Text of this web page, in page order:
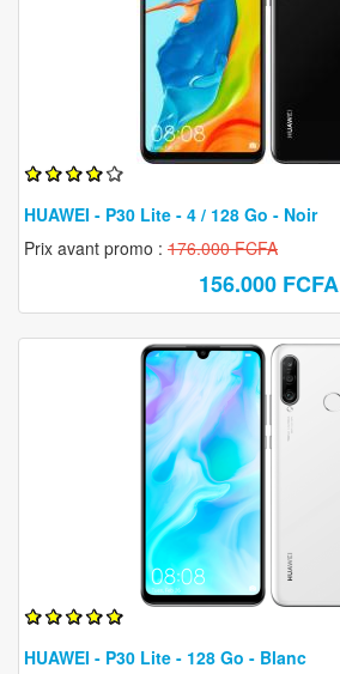
HUAWEI - P30 Lite - 4 / 128 Go - Noir
Prix avant promo : 176.000 FCFA
156.000 FCFA
HUAWEI - P30 Lite - 128 Go - Blanc